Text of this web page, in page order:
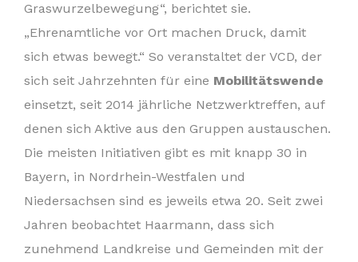
Graswurzelbewegung“, berichtet sie.
„Ehrenamtliche vor Ort machen Druck, damit
sich etwas bewegt.“ So veranstaltet der VCD, der
sich seit Jahrzehnten für eine Mobilitätswende
einsetzt, seit 2014 jährliche Netzwerktreffen, auf
denen sich Aktive aus den Gruppen austauschen.
Die meisten Initiativen gibt es mit knapp 30 in
Bayern, in Nordrhein-Westfalen und
Niedersachsen sind es jeweils etwa 20. Seit zwei
Jahren beobachtet Haarmann, dass sich
zunehmend Landkreise und Gemeinden mit der